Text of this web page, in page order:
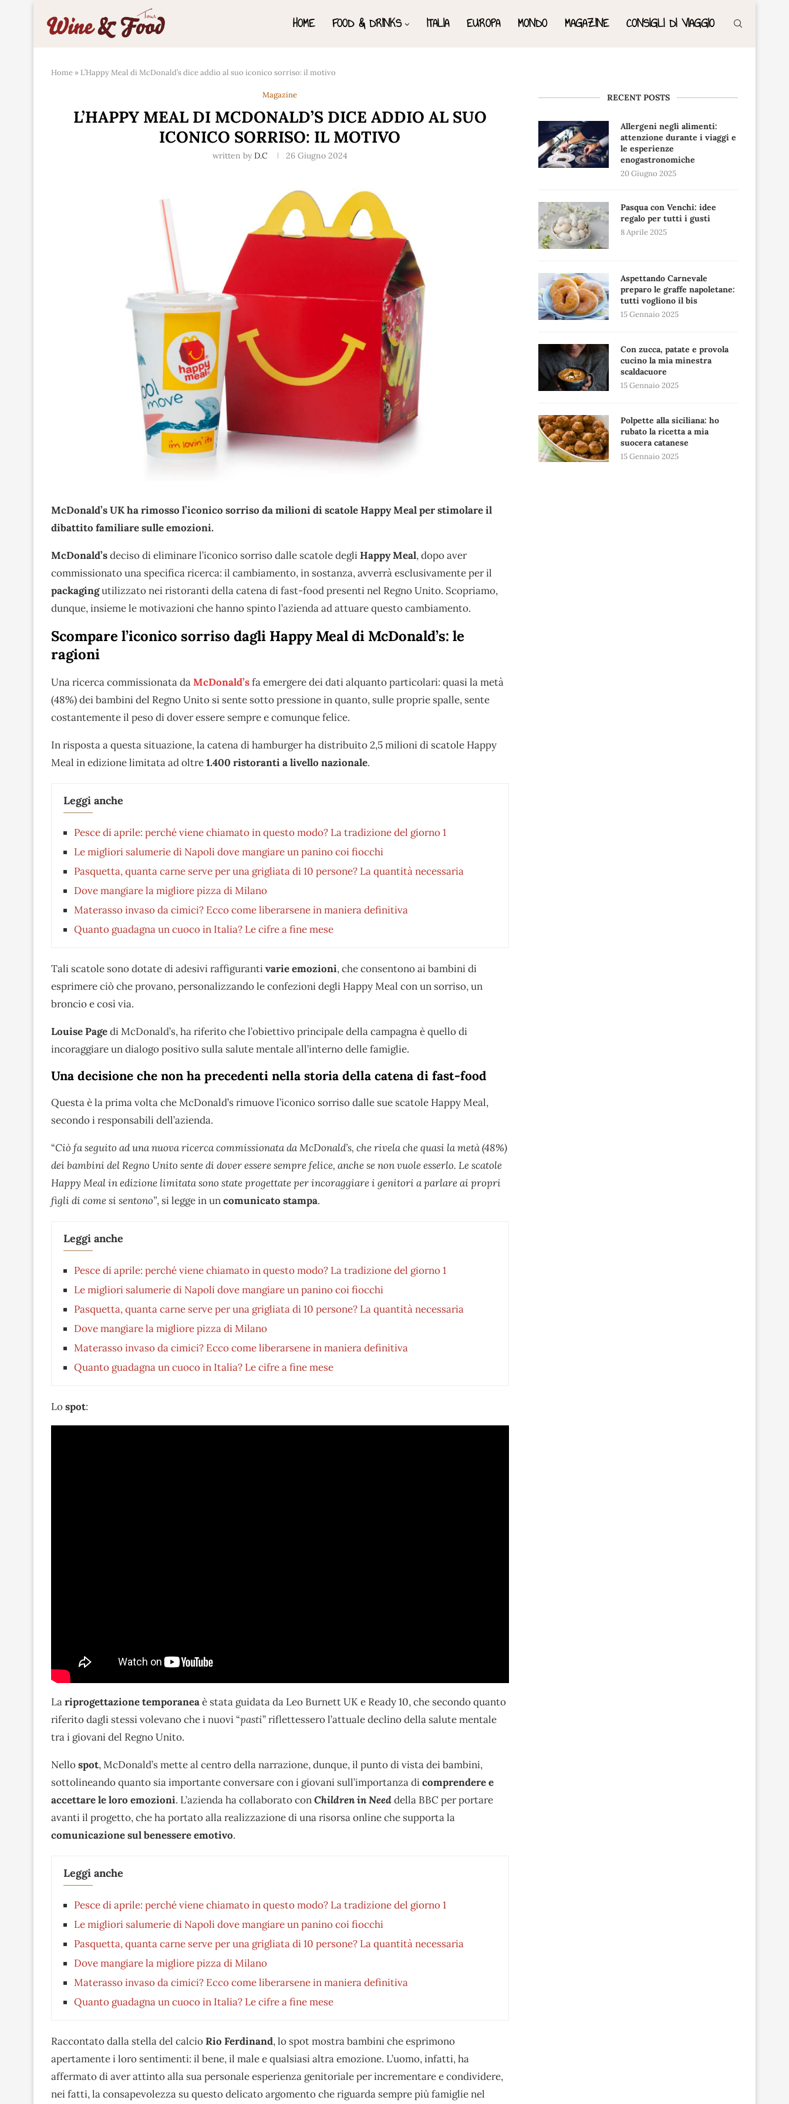
HOME FOOD & DRINKS ITALIA EUROPA MONDO MAGAZINE CONSIGLI DI VIAGGIO
Home » L’Happy Meal di McDonald’s dice addio al suo iconico sorriso: il motivo
Magazine
L’HAPPY MEAL DI MCDONALD’S DICE ADDIO AL SUO
ICONICO SORRISO: IL MOTIVO
written by D.C 26 Giugno 2024
McDonald’s UK ha rimosso l’iconico sorriso da milioni di scatole Happy Meal per stimolare il
dibattito familiare sulle emozioni.
McDonald’sdeciso di eliminare l’iconico sorriso dalle scatole degliHappy Meal, dopo aver
commissionato una specifica ricerca: il cambiamento, in sostanza, avverrà esclusivamente per il
packagingutilizzato nei ristoranti della catena di fast-food presenti nel Regno Unito. Scopriamo,
dunque, insieme le motivazioni che hanno spinto l’azienda ad attuare questo cambiamento.
Scompare l’iconico sorriso dagli Happy Meal di McDonald’s: le
ragioni
Una ricerca commissionata daMcDonald’sfa emergere dei dati alquanto particolari: quasi la metà
(48%) dei bambini del Regno Unito si sente sotto pressione in quanto, sulle proprie spalle, sente
costantemente il peso di dover essere sempre e comunque felice.
In risposta a questa situazione, la catena di hamburger ha distribuito 2,5 milioni di scatole Happy
Meal in edizione limitata ad oltre1.400 ristoranti a livello nazionale.
Leggi anche
Pesce di aprile: perché viene chiamato in questo modo? La tradizione del giorno 1
Le migliori salumerie di Napoli dove mangiare un panino coi fiocchi
Pasquetta, quanta carne serve per una grigliata di 10 persone? La quantità necessaria
Dove mangiare la migliore pizza di Milano
Materasso invaso da cimici? Ecco come liberarsene in maniera definitiva
Quanto guadagna un cuoco in Italia? Le cifre a fine mese
Tali scatole sono dotate di adesivi raffigurantivarie emozioni, che consentono ai bambini di
esprimere ciò che provano, personalizzando le confezioni degli Happy Meal con un sorriso, un
broncio e così via.
Louise Pagedi McDonald’s, ha riferito che l’obiettivo principale della campagna è quello di
incoraggiare un dialogo positivo sulla salute mentale all’interno delle famiglie.
Una decisione che non ha precedenti nella storia della catena di fast-food
Questa è la prima volta che McDonald’s rimuove l’iconico sorriso dalle sue scatole Happy Meal,
secondo i responsabili dell’azienda.
“Ciò fa seguito ad una nuova ricerca commissionata da McDonald’s, che rivela che quasi la metà (48%)
dei bambini del Regno Unito sente di dover essere sempre felice, anche se non vuole esserlo. Le scatole
Happy Meal in edizione limitata sono state progettate per incoraggiare i genitori a parlare ai propri
figli di come si sentono”, si legge in uncomunicato stampa.
Leggi anche
Pesce di aprile: perché viene chiamato in questo modo? La tradizione del giorno 1
Le migliori salumerie di Napoli dove mangiare un panino coi fiocchi
Pasquetta, quanta carne serve per una grigliata di 10 persone? La quantità necessaria
Dove mangiare la migliore pizza di Milano
Materasso invaso da cimici? Ecco come liberarsene in maniera definitiva
Quanto guadagna un cuoco in Italia? Le cifre a fine mese
Lospot:
Lariprogettazione temporaneaè stata guidata da Leo Burnett UK e Ready 10, che secondo quanto
riferito dagli stessi volevano che i nuovi “pasti” riflettessero l’attuale declino della salute mentale
tra i giovani del Regno Unito.
Nellospot, McDonald’s mette al centro della narrazione, dunque, il punto di vista dei bambini,
sottolineando quanto sia importante conversare con i giovani sull’importanza dicomprendere e
accettare le loro emozioni. L’azienda ha collaborato conChildren in Needdella BBC per portare
avanti il progetto, che ha portato alla realizzazione di una risorsa online che supporta la
comunicazione sul benessere emotivo.
Leggi anche
Pesce di aprile: perché viene chiamato in questo modo? La tradizione del giorno 1
Le migliori salumerie di Napoli dove mangiare un panino coi fiocchi
Pasquetta, quanta carne serve per una grigliata di 10 persone? La quantità necessaria
Dove mangiare la migliore pizza di Milano
Materasso invaso da cimici? Ecco come liberarsene in maniera definitiva
Quanto guadagna un cuoco in Italia? Le cifre a fine mese
Raccontato dalla stella del calcioRio Ferdinand, lo spot mostra bambini che esprimono
apertamente i loro sentimenti: il bene, il male e qualsiasi altra emozione. L’uomo, infatti, ha
affermato di aver attinto alla sua personale esperienza genitoriale per incrementare e condividere,
nei fatti, la consapevolezza su questo delicato argomento che riguarda sempre più famiglie nel
RECENT POSTS
Allergeni negli alimenti:
attenzione durante i viaggi e
le esperienze
enogastronomiche
20 Giugno 2025
Pasqua con Venchi: idee
regalo per tutti i gusti
8 Aprile 2025
Aspettando Carnevale
preparo le graffe napoletane:
tutti vogliono il bis
15 Gennaio 2025
Con zucca, patate e provola
cucino la mia minestra
scaldacuore
15 Gennaio 2025
Polpette alla siciliana: ho
rubato la ricetta a mia
suocera catanese
15 Gennaio 2025